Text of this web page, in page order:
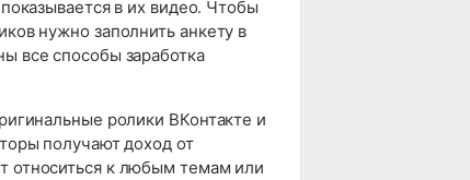
в их видео. Чтобы
нужно заполнить анкету в
все способы заработка
ролики ВКонтакте и
получают доход от
относиться к любым темам или